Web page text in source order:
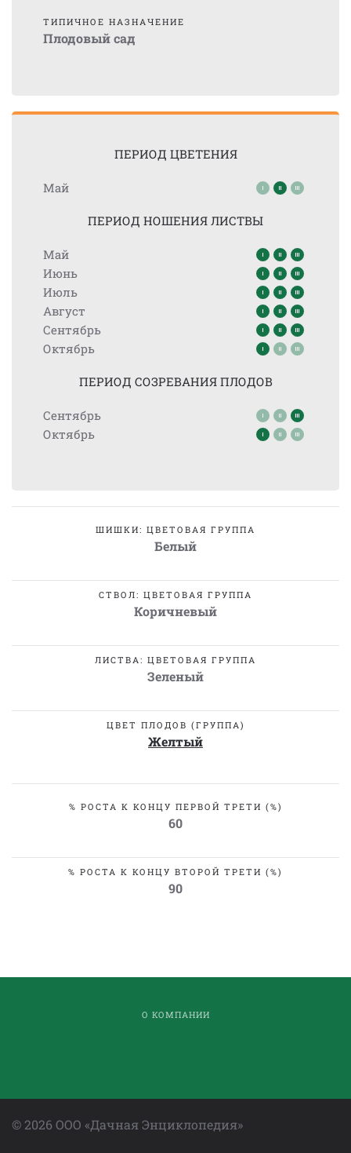
ТИПИЧНОЕ НАЗНАЧЕНИЕ
Плодовый сад
ПЕРИОД ЦВЕТЕНИЯ
Май
ПЕРИОД НОШЕНИЯ ЛИСТВЫ
Май
Июнь
Июль
Август
Сентябрь
Октябрь
ПЕРИОД СОЗРЕВАНИЯ ПЛОДОВ
Сентябрь
Октябрь
ШИШКИ: ЦВЕТОВАЯ ГРУППА
Белый
СТВОЛ: ЦВЕТОВАЯ ГРУППА
Коричневый
ЛИСТВА: ЦВЕТОВАЯ ГРУППА
Зеленый
ЦВЕТ ПЛОДОВ (ГРУППА)
Желтый
% РОСТА К КОНЦУ ПЕРВОЙ ТРЕТИ (%)
60
% РОСТА К КОНЦУ ВТОРОЙ ТРЕТИ (%)
90
О КОМПАНИИ
©2026 ООО «Дачная Энциклопедия»